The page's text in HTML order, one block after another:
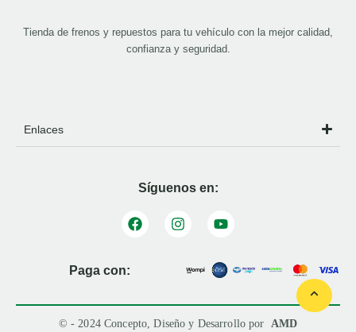
Tienda de frenos y repuestos para tu vehículo con la mejor calidad,
confianza y seguridad.
Enlaces
Síguenos en:
Paga con:
© - 2024 Concepto, Diseño y Desarrollo por AMD